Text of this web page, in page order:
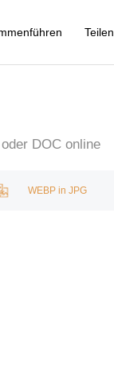
Teilen
DOC online
WEBP in JPG